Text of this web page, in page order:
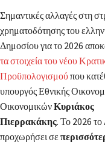
Σημαντικές αλλαγές στη
χρηματοδότησης του
Δημοσίου για το 2026
τα στοιχεία του νέου
Προϋπολογισμούπου
υπουργός Εθνικής
ΟικονομικώνΚυριάκος
Πιερρακάκης. Το 2026
προχωρήσει σε